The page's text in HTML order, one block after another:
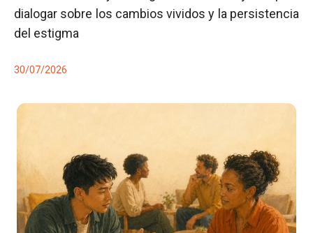
dialogar sobre los cambios vividos y la persistencia
del estigma
30/07/2026